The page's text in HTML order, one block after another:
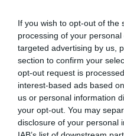
If you wish to opt-out of the
processing of your
targeted advertising by us,
section to confirm your
opt-out request is
interest-based ads based
us or personal information
your opt-out. You may
disclosure of your personal